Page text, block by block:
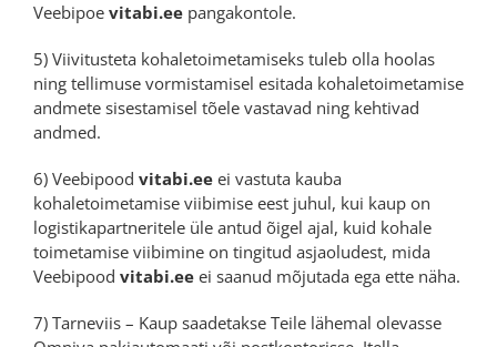
Veebipoe vitabi.eepangakontole.
5) Viivitusteta kohaletoimetamiseks tuleb olla hoolas
ning tellimuse vormistamisel esitada kohaletoimetamise
andmete sisestamisel tõele vastavad ning kehtivad
andmed.
6) Veebipood vitabi.eeei vastuta kauba
kohaletoimetamise viibimise eest juhul, kui kaup on
logistikapartneritele üle antud õigel ajal, kuid kohale
toimetamise viibimine on tingitud asjaoludest, mida
Veebipood vitabi.eeei saanud mõjutada ega ette näha.
7) Tarneviis – Kaup saadetakse Teile lähemal olevasse